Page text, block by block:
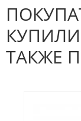
отзыв.
ТАКЖЕ